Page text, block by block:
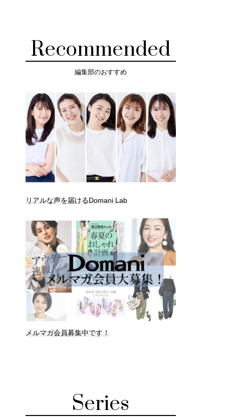
Recommended
編集部のおすすめ
リアルな声を届けるDomani Lab
メルマガ会員募集中です！
Series